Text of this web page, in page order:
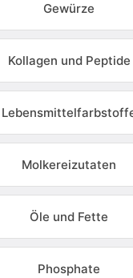
Gewürze
Kollagen und Peptide
Molkereizutaten
Öle und Fette
Phosphate